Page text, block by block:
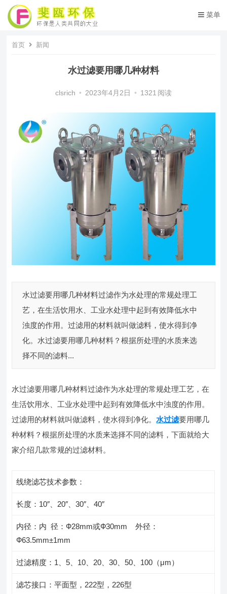
菜单
首页 新闻
水过滤要用哪几种材料
clsrich • 2023年4月2日 • 1321 阅读
水过滤要用哪几种材料过滤作为水处理的常规处理工
艺，在生活饮用水、工业水处理中起到有效降低水中
浊度的作用。过滤用的材料就叫做滤料，使水得到净
化。水过滤要用哪几种材料？根据所处理的水质来选
择不同的滤料...
水过滤要用哪几种材料过滤作为水处理的常规处理工艺，在
生活饮用水、工业水处理中起到有效降低水中浊度的作用。
过滤用的材料就叫做滤料，使水得到净化。水过滤要用哪几
种材料？根据所处理的水质来选择不同的滤料，下面就给大
家介绍几款常规的过滤材料。
线绕滤芯技术参数：
长度：10″、20″、30″、40″
内径：内 径：Ф28mm或Ф30mm 外径：
Ф63.5mm±1mm
过滤精度：1、5、10、20、30、50、100（μm）
滤芯接口：平面型，222型，226型